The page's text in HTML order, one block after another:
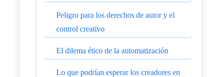
Peligro para los derechos de autor y el
control creativo
El dilema ético de la automatización
Lo que podrían esperar los creadores en